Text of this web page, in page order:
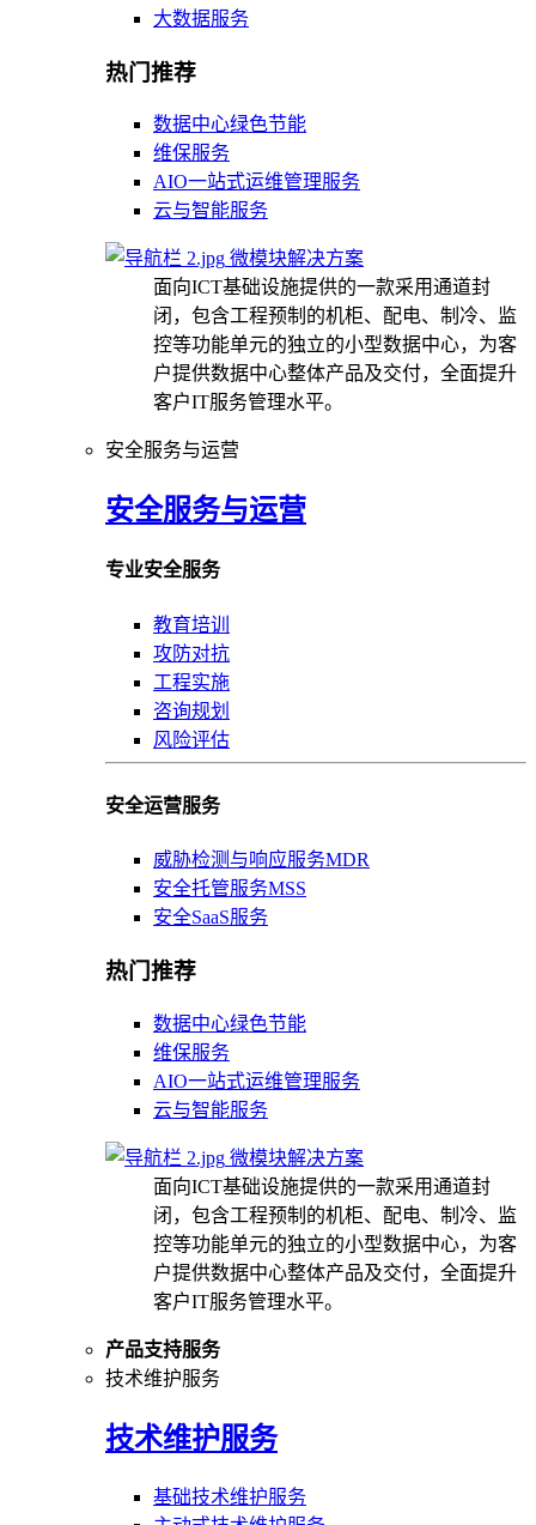
大数据服务
热门推荐
数据中心绿色节能
维保服务
AIO一站式运维管理服务
云与智能服务
微模块解决方案
面向ICT基础设施提供的一款采用通道封
闭，包含工程预制的机柜、配电、制冷、监
控等功能单元的独立的小型数据中心，为客
户提供数据中心整体产品及交付，全面提升
客户IT服务管理水平。
安全服务与运营
安全服务与运营
专业安全服务
教育培训
攻防对抗
工程实施
咨询规划
风险评估
安全运营服务
威胁检测与响应服务MDR
安全托管服务MSS
安全SaaS服务
热门推荐
数据中心绿色节能
维保服务
AIO一站式运维管理服务
云与智能服务
微模块解决方案
面向ICT基础设施提供的一款采用通道封
闭，包含工程预制的机柜、配电、制冷、监
控等功能单元的独立的小型数据中心，为客
户提供数据中心整体产品及交付，全面提升
客户IT服务管理水平。
产品支持服务
技术维护服务
技术维护服务
基础技术维护服务